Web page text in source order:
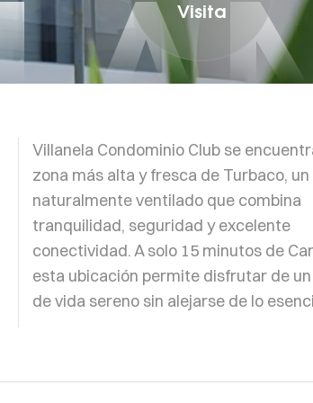
Visita
Villanela Condominio Club se
zona más alta y fresca de Turbaco,
naturalmente ventilado que combina
tranquilidad, seguridad y excelente
conectividad. A solo 15 minutos de
esta ubicación permite disfrutar de
de vida sereno sin alejarse de lo